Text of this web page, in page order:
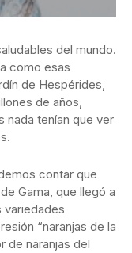
del mundo.
como esas
de Hespérides,
de años,
nada tenían que ver
contar que
Gama, que llegó a
variedades
“naranjas de la
de naranjas del